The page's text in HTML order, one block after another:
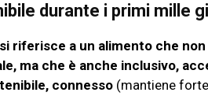
durante i primi mille
riferisce a un alimento che
ma che è anche inclusivo,
connesso (mantiene